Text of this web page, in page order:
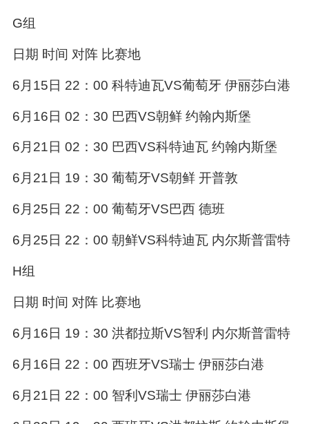
G组
日期 时间 对阵 比赛地
6月15日 22：00 科特迪瓦VS葡萄牙 伊丽莎白港
6月16日 02：30 巴西VS朝鲜 约翰内斯堡
6月21日 02：30 巴西VS科特迪瓦 约翰内斯堡
6月21日 19：30 葡萄牙VS朝鲜 开普敦
6月25日 22：00 葡萄牙VS巴西 德班
6月25日 22：00 朝鲜VS科特迪瓦 内尔斯普雷特
H组
日期 时间 对阵 比赛地
6月16日 19：30 洪都拉斯VS智利 内尔斯普雷特
6月16日 22：00 西班牙VS瑞士 伊丽莎白港
6月21日 22：00 智利VS瑞士 伊丽莎白港